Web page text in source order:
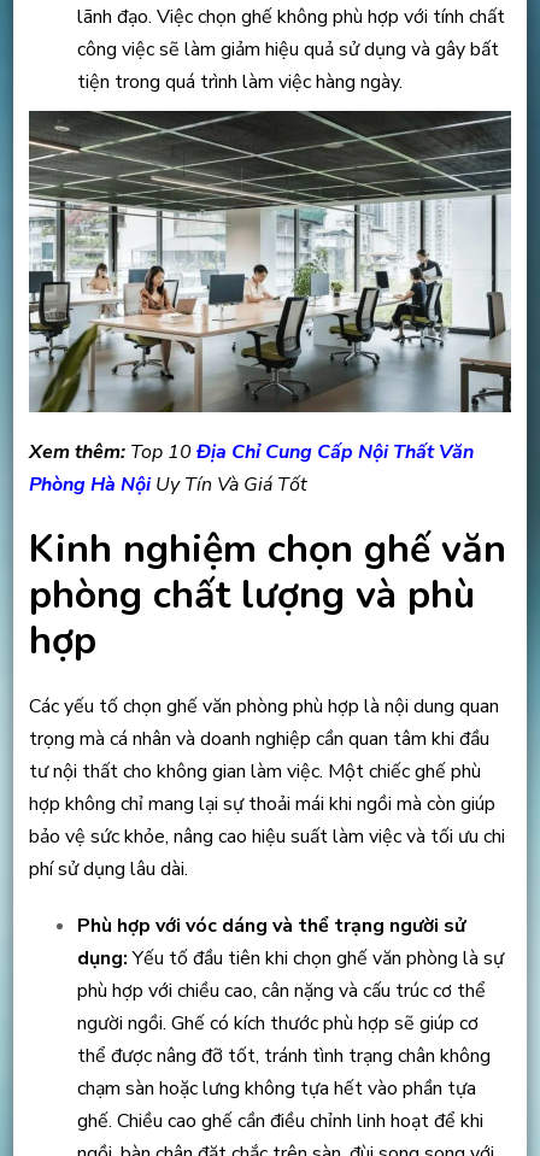
lãnh đạo. Việc chọn ghế không phù hợp với tính chất
công việc sẽ làm giảm hiệu quả sử dụng và gây bất
tiện trong quá trình làm việc hàng ngày.
Xem thêm:Top 10 Địa Chỉ Cung Cấp Nội Thất Văn
Phòng Hà Nội Uy Tín Và Giá Tốt
Kinh nghiệm chọn ghế văn
phòng chất lượng và phù
hợp
Các yếu tố chọn ghế văn phòng phù hợp là nội dung quan
trọng mà cá nhân và doanh nghiệp cần quan tâm khi đầu
tư nội thất cho không gian làm việc. Một chiếc ghế phù
hợp không chỉ mang lại sự thoải mái khi ngồi mà còn giúp
bảo vệ sức khỏe, nâng cao hiệu suất làm việc và tối ưu chi
phí sử dụng lâu dài.
Phù hợp với vóc dáng và thể trạng người sử
dụng:Yếu tố đầu tiên khi chọn ghế văn phòng là sự
phù hợp với chiều cao, cân nặng và cấu trúc cơ thể
người ngồi. Ghế có kích thước phù hợp sẽ giúp cơ
thể được nâng đỡ tốt, tránh tình trạng chân không
chạm sàn hoặc lưng không tựa hết vào phần tựa
ghế. Chiều cao ghế cần điều chỉnh linh hoạt để khi